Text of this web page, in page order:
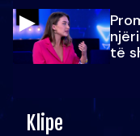
të
Klipe